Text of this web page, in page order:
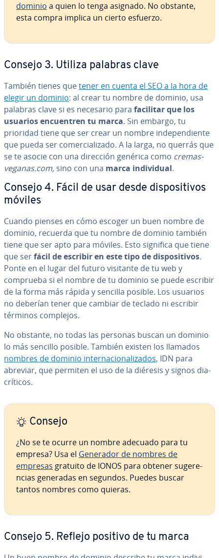
dominio a quien lo tenga asignado. No obstante,
esta compra implica un cierto esfuerzo.
Consejo 3. Utiliza palabras clave
También tienes quetener en cuenta el SEO a la hora de
elegir un dominio: al crear tu nombre de dominio, usa
palabras clave si es necesario para facilitar que los
usuarios en­cue­n­tren tu marca. Sin embargo, tu
prioridad tiene que ser crear un nombre in­de­pe­n­die­n­te
que pueda ser co­me­r­cia­li­za­do. A la larga, no querrás que
se te asocie con una dirección genérica como cremas-
veganas.com, sino con una marca in­di­vi­dual.
Consejo 4. Fácil de usar desde di­s­po­si­ti­vos
móviles
Cuando pienses en cómo escoger un buen nombre de
dominio, recuerda que tu nombre de dominio también
tiene que ser apto para móviles. Esto significa que tiene
que serfácil de escribir en este tipo de di­s­po­si­ti­vos.
Ponte en el lugar del futuro visitante de tu web y
comprueba si el nombre de tu dominio se puede escribir
de la forma más rápida y sencilla posible. Los usuarios
no deberían tener que cambiar de teclado ni escribir
términos complejos.
No obstante, no todas las personas buscan un dominio
lo más sencillo posible. También existen los llamados
nombres de dominio in­te­r­na­cio­na­li­za­dos, IDN para
abreviar, que permiten el uso de la diéresis y signos dia­
crí­ti­cos.
Consejo
¿No se te ocurre un nombre adecuado para tu
empresa? Usa el Generador de nombres de
empresas gratuito de IONOS para obtener su­ge­re­
n­cias generadas en segundos. Puedes buscar
tantos nombres como quieras.
Consejo 5. Reflejo positivo de tu marca